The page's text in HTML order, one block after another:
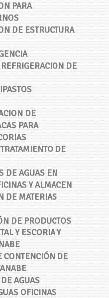
PARA
DE ESTRUCTURA
DE
DE
PARA
DE
DE AGUAS EN
Y ALMACEN
DE MATERIAS
DE PRODUCTOS
Y ESCORIA Y
CONTENCIÓN DE
AGUAS
OFICINAS